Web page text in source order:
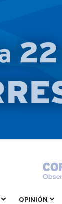
OPINIÓN